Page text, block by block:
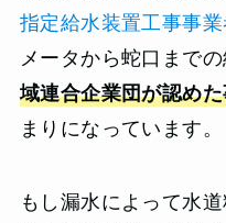
指定給水装置工事事
メータから蛇口まで
域連合企業団が認め
まりになっています。
もし漏水によって水